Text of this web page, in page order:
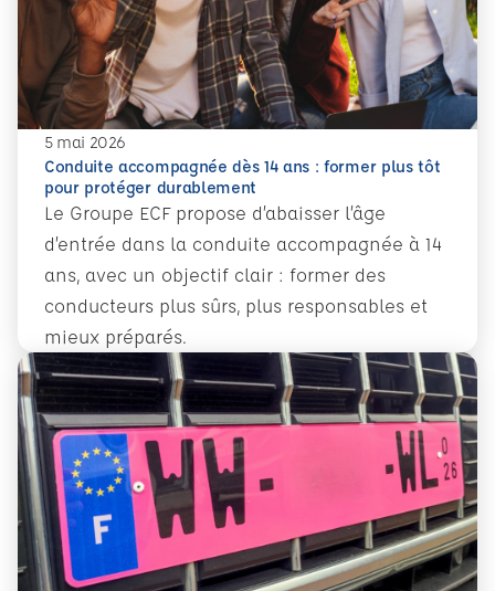
5 mai 2026
Conduite accompagnée dès 14 ans : former plus tôt
pour protéger durablement
Le Groupe ECF propose d’abaisser l’âge
d’entrée dans la conduite accompagnée à 14
ans, avec un objectif clair : former des
conducteurs plus sûrs, plus responsables et
mieux préparés.
En savoir plus
Conduite accompagnée dès 14 ans : former plus tôt pour